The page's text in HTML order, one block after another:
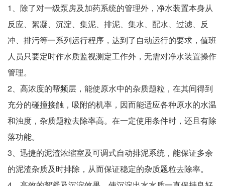
1、除了对一级泵房及加药系统的管理外，净水装置本身从
反应、絮凝、沉淀、集泥、排泥、集水、配水、过滤、反
冲、排污等一系列运行程序，达到了自动运行的要求，值班
人员只要定时作水质监视测定工作外，无需对净水装置操作
管理。
2、高浓度的帮频层，能使原水中的杂质题粒，在其间得到
充分的碰撞接触，吸附的机率，因而能适应各种原水的水温
和浊度，杂质题粒去除率高。在一定使用条件时，还且有除
落功能。
3、迅捷的泥渣浓缩室及可调式自动排泥系统，能保证多余
的泥渣杂质及时排除，从而保证稳定的杂质题粒去除率。